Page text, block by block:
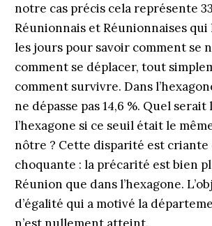
notre cas précis cela représente
Réunionnais et Réunionnaises
les jours pour savoir comment se
comment se déplacer, tout
comment survivre. Dans
ne dépasse pas 14,6 %. Quel
l’hexagone si ce seuil était le
nôtre ? Cette disparité est criante
choquante : la précarité est bien
Réunion que dans l’hexagone.
d’égalité qui a motivé la